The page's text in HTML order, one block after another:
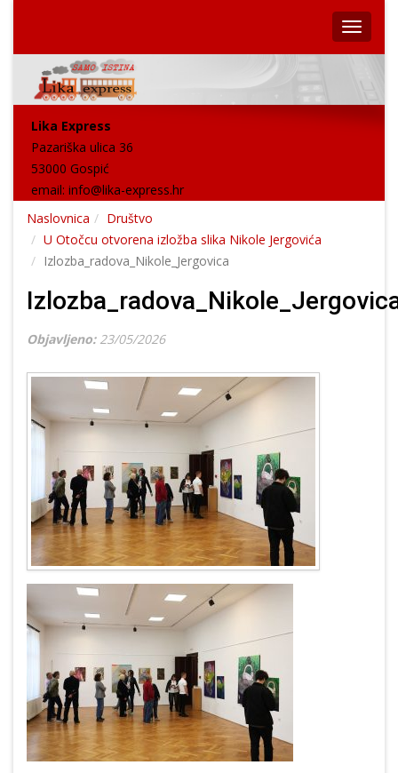
Lika Express
Pazariška ulica 36
53000 Gospić
email: info@lika-express.hr
Naslovnica
Društvo
U Otočcu otvorena izložba slika Nikole Jergovića
Izlozba_radova_Nikole_Jergovica
Objavljeno: 23/05/2026